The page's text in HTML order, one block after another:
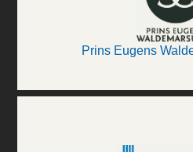
Prins Eugens